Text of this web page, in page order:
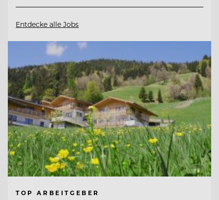
Entdecke alle Jobs
TOP ARBEITGEBER